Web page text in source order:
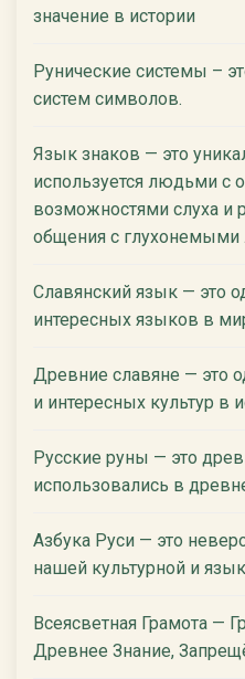
значение в истории
Рунические системы –
систем символов.
Язык знаков — это
используется людьми с
возможностями слуха и
общения с
Славянский язык — это
интересных языков в
Древние славяне — это
и интересных культур в
Русские руны — это
использовались в
Азбука Руси — это
нашей культурной и
Всеясветная Грамота —
Древнее Знание,